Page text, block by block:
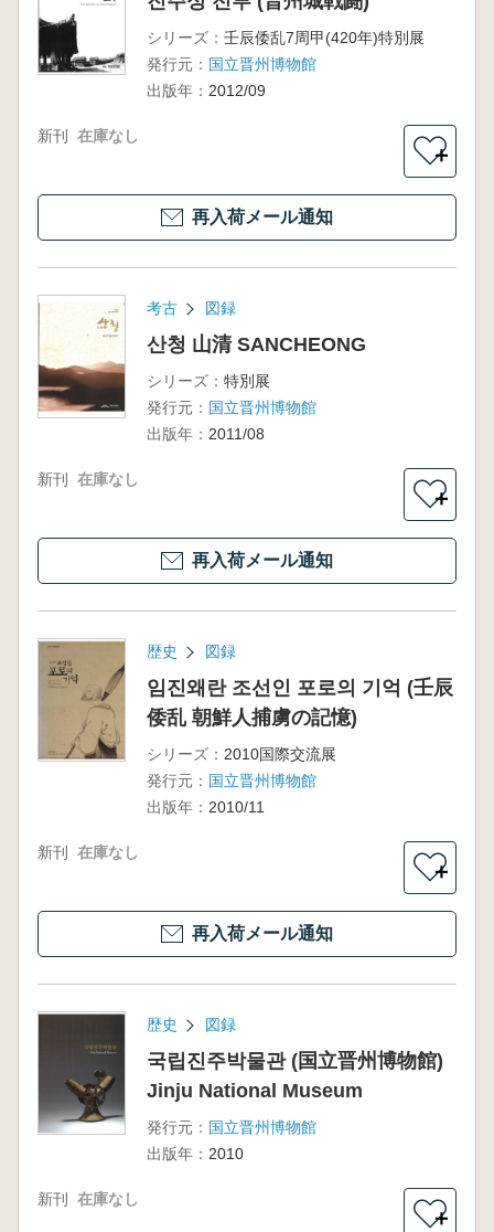
シリーズ： 壬辰倭乱7周甲(420年)特別展
発行元： 国立晋州博物館
出版年： 2012/09
新刊 在庫なし
＋
再入荷メール通知
考古 図録
산청 山清 SANCHEONG
シリーズ： 特別展
発行元： 国立晋州博物館
出版年： 2011/08
新刊 在庫なし
＋
再入荷メール通知
歴史 図録
임진왜란 조선인 포로의 기억 (壬辰
倭乱 朝鮮人捕虜の記憶)
シリーズ： 2010国際交流展
発行元： 国立晋州博物館
出版年： 2010/11
新刊 在庫なし
＋
再入荷メール通知
歴史 図録
국립진주박물관 (国立晋州博物館)
Jinju National Museum
発行元： 国立晋州博物館
出版年： 2010
新刊 在庫なし
＋